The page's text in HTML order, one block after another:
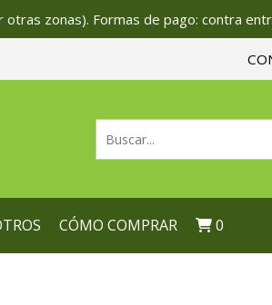
zonas). Formas de pago: contra
CÓMO COMPRAR 0